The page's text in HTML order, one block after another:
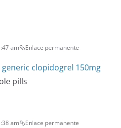
am Enlace permanente
generic clopidogrel 150mg
pills
am Enlace permanente